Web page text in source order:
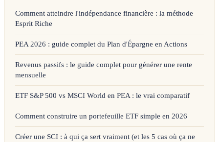
Comment atteindre l'indépendance financière : la méthode
Esprit Riche
PEA 2026 : guide complet du Plan d'Épargne en Actions
Revenus passifs : le guide complet pour générer une rente
mensuelle
ETF S&P 500 vs MSCI World en PEA : le vrai comparatif
Comment construire un portefeuille ETF simple en 2026
Créer une SCI : à qui ça sert vraiment (et les 5 cas où ça ne